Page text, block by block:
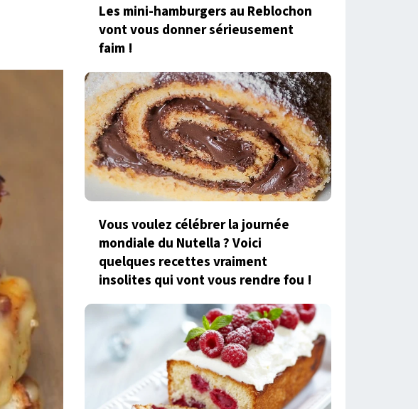
Les mini-hamburgers au Reblochon
vont vous donner sérieusement
faim !
Vous voulez célébrer la journée
mondiale du Nutella ? Voici
quelques recettes vraiment
insolites qui vont vous rendre fou !